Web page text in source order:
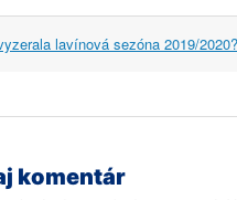
lavínová sezóna 2019/2020?
komentár